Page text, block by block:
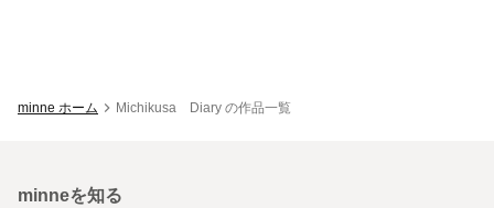
minne ホーム Michikusa Diary の作品一覧
minneを知る